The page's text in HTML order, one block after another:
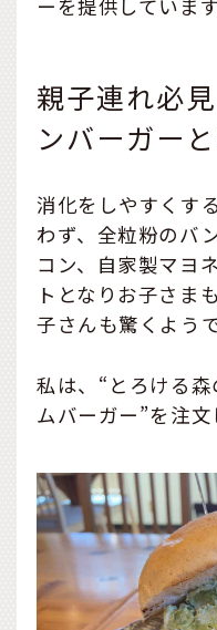
ーを提供しています
親子連れ必
ンバーガー
消化をしやすくす
わず、全粒粉のバ
コン、自家製マヨ
トとなりお子さま
子さんも驚くようで
私は、“とろける
ムバーガー”を注文